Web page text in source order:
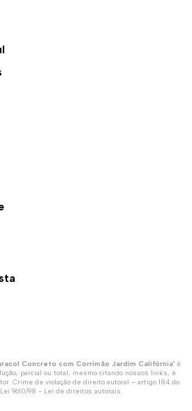
Concreto com Corrimão Jardim Califórnia" é
parcial ou total, mesmo citando nossos links, é
Crime de violação de direito autoral – artigo 184 do
Lei 9610/98 - Lei de direitos autorais.